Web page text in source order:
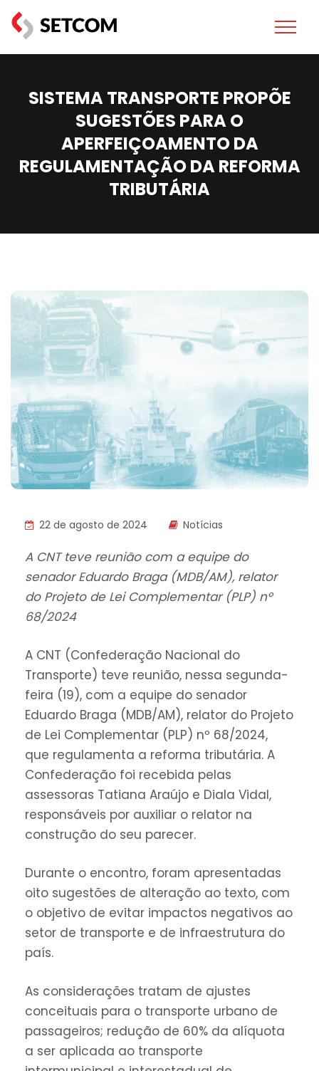
SISTEMA TRANSPORTE PROPÕE
SUGESTÕES PARA O
APERFEIÇOAMENTO DA
REGULAMENTAÇÃO DA REFORMA
TRIBUTÁRIA
22 de agosto de 2024 Notícias
A CNT teve reunião com a equipe do
senador Eduardo Braga (MDB/AM), relator
do Projeto de Lei Complementar (PLP) nº
68/2024
A CNT (Confederação Nacional do
Transporte) teve reunião, nessa segunda-
feira (19), com a equipe do senador
Eduardo Braga (MDB/AM), relator do Projeto
de Lei Complementar (PLP) nº 68/2024,
que regulamenta a reforma tributária. A
Confederação foi recebida pelas
assessoras Tatiana Araújo e Diala Vidal,
responsáveis por auxiliar o relator na
construção do seu parecer.
Durante o encontro, foram apresentadas
oito sugestões de alteração ao texto, com
o objetivo de evitar impactos negativos ao
setor de transporte e de infraestrutura do
país.
As considerações tratam de ajustes
conceituais para o transporte urbano de
passageiros; redução de 60% da alíquota
a ser aplicada ao transporte